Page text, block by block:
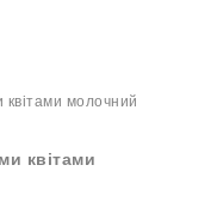
квітами